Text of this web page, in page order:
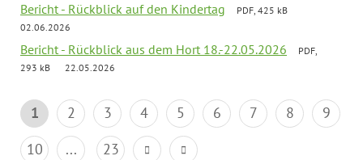
Bericht - Rückblick auf den Kindertag
PDF, 425 kB
02.06.2026
Bericht - Rückblick aus dem Hort 18.-22.05.2026
PDF,
293 kB
22.05.2026
1 2 3 4 5 6 7 8
9
10
... 23